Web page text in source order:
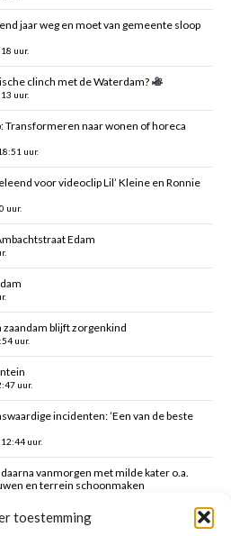
toestemming
jaar weg en moet van gemeente sloop
uur.
clinch met de Waterdam?
uur.
Transformeren naar wonen of horeca
uur.
voor videoclip Lil’ Kleine en Ronnie
uur.
Edam
blijft zorgenkind
uur.
uur.
incidenten: ’Een van de beste
uur.
vanmorgen met milde kater o.a.
en terrein schoonmaken
opvang inzake spreidingwet